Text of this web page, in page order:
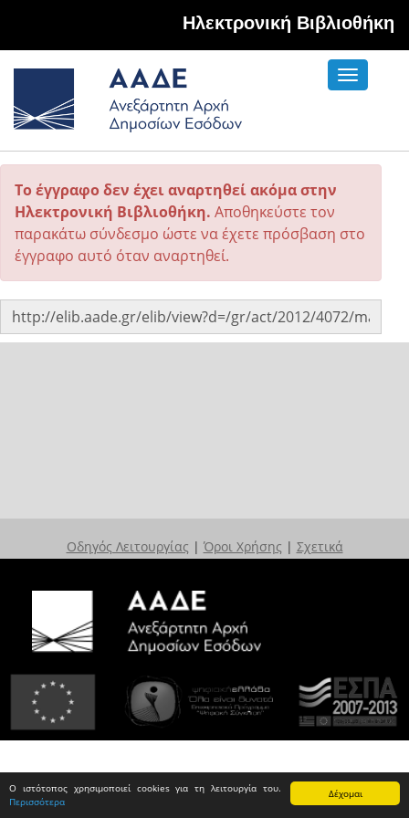
Δέχομαι
Ο ιστότοπος χρησιμοποιεί cookies για τη λειτουργία του.
Περισσότερα
Hλεκτρονική Βιβλιοθήκη
Toggle
Το έγγραφο δεν έχει αναρτηθεί ακόμα στην
Ηλεκτρονική Βιβλιοθήκη. Αποθηκεύστε τον
παρακάτω σύνδεσμο ώστε να έχετε πρόσβαση στο
έγγραφο αυτό όταν αναρτηθεί.
Οδηγός Λειτουργίας | Όροι Χρήσης | Σχετικά